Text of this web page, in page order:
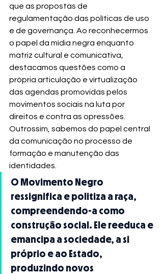
que as propostas de
regulamentação das políticas de uso
e de governança. Ao reconhecermos
o papel da mídia negra enquanto
matriz cultural e comunicativa,
destacamos questões como a
própria articulação e virtualização
das agendas promovidas pelos
movimentos sociais na luta por
direitos e contra as opressões.
Outrossim, sabemos do papel central
da comunicação no processo de
formação e manutenção das
identidades.
O Movimento Negro
ressignifica e politiza a raça,
compreendendo-a como
construção social. Ele reeduca e
emancipa a sociedade, a si
próprio e ao Estado,
produzindo novos